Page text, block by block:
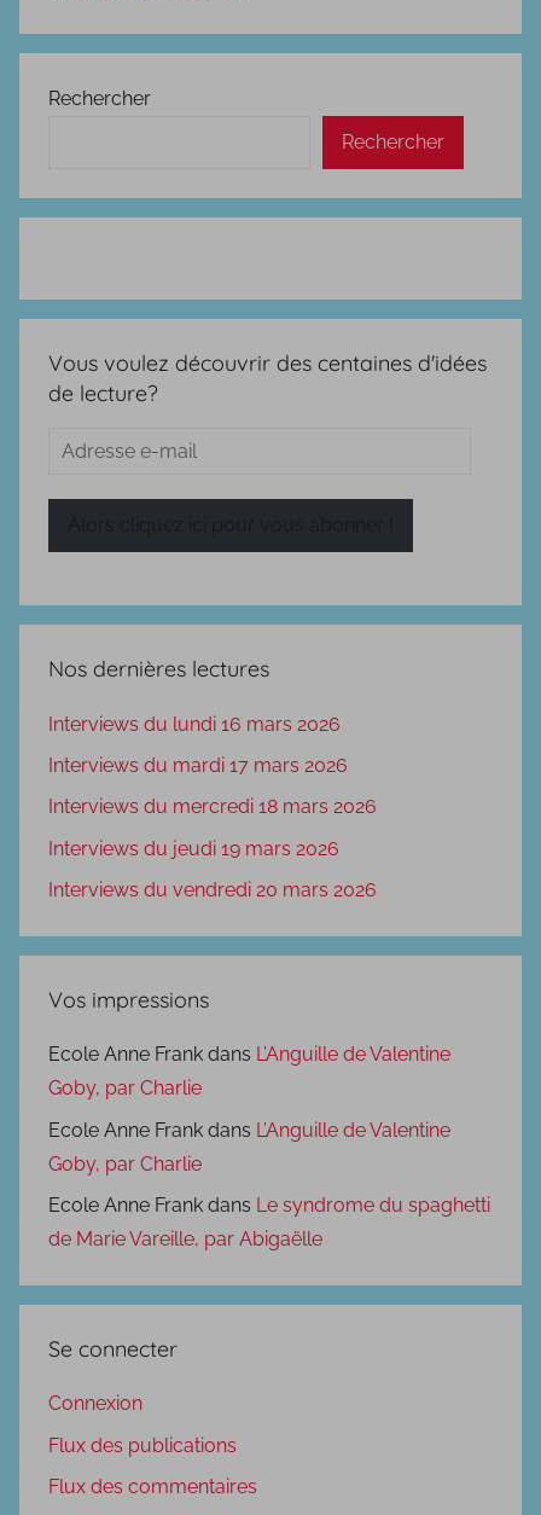
Rechercher
Rechercher
Vous voulez découvrir des centaines d'idées
de lecture?
Adresse
Nos dernières lectures
Interviews du lundi 16 mars 2026
Interviews du mardi 17 mars 2026
Interviews du mercredi 18 mars 2026
Interviews du jeudi 19 mars 2026
Interviews du vendredi 20 mars 2026
Vos impressions
Ecole Anne Frank dans L’Anguille de Valentine
Goby, par Charlie
Ecole Anne Frank dans L’Anguille de Valentine
Goby, par Charlie
Ecole Anne Frank dans Le syndrome du spaghetti
de Marie Vareille, par Abigaëlle
Se connecter
Connexion
Flux des publications
Flux des commentaires